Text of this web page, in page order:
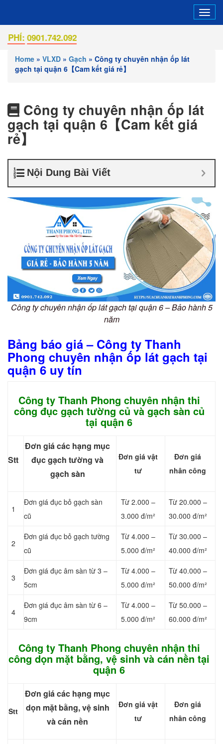
0901.742.092
Home » VLXD » Gạch » Công ty chuyên nhận ốp lát
gạch tại quận 6【Cam kết giá rẻ】
Công ty chuyên nhận ốp lát
gạch tại quận 6【Cam kết giá
rẻ】
Nội Dung Bài Viết
Công ty chuyên nhận ốp lát gạch tại quận 6 – Bảo hành 5
năm
Bảng báo giá – Công ty Thanh
Phong chuyên nhận ốp lát gạch tại
quận 6 uy tín
Công ty Thanh Phong chuyên nhận thi
công đục gạch tường củ và gạch sàn củ
tại quận 6
Stt
Đơn giá các hạng mục
đục gạch tường và
gạch sàn
Đơn giá vật
tư
Đơn giá
nhân công
1
Đơn giá đục bỏ gạch sàn
cũ
Từ 2.000 –
3.000 đ/m²
Từ 20.000 –
30.000 đ/m²
2
Đơn giá đục bỏ gạch tường
cũ
Từ 4.000 –
5.000 đ/m²
Từ 30.000 –
40.000 đ/m²
3
Đơn giá đục âm sàn từ 3 –
5cm
Từ 4.000 –
5.000 đ/m²
Từ 40.000 –
50.000 đ/m²
4
Đơn giá đục âm sàn từ 6 –
9cm
Từ 4.000 –
5.000 đ/m²
Từ 50.000 –
60.000 đ/m²
Công ty Thanh Phong chuyên nhận thi
công dọn mặt bằng, vệ sinh và cán nền tại
quận 6
Stt
Đơn giá các hạng mục
dọn mặt bằng, vệ sinh
và cán nền
Đơn giá vật
tư
Đơn giá
nhân công